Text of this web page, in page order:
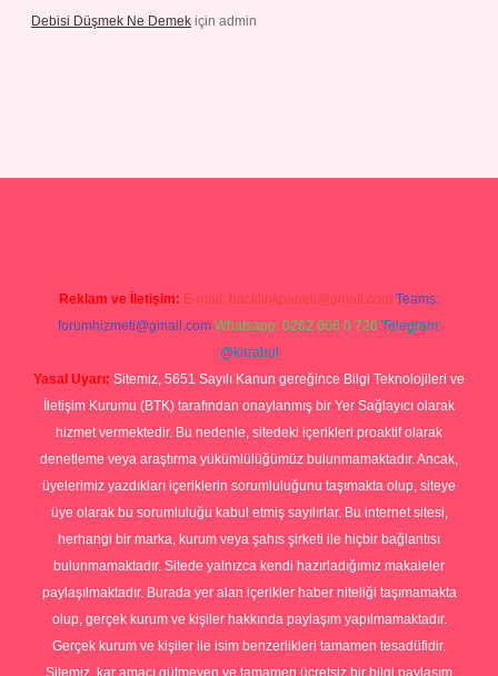
Debisi Düşmek Ne Demek için admin
Reklam ve İletişim: E-mail: backlinkpaneli@gmail.com Teams:
forumhizmeti@gmail.com Whatsapp: 0262 606 0 726 Telegram:
@karabul
Yasal Uyarı: Sitemiz, 5651 Sayılı Kanun gereğince Bilgi Teknolojileri ve
İletişim Kurumu (BTK) tarafından onaylanmış bir Yer Sağlayıcı olarak
hizmet vermektedir. Bu nedenle, sitedeki içerikleri proaktif olarak
denetleme veya araştırma yükümlülüğümüz bulunmamaktadır. Ancak,
üyelerimiz yazdıkları içeriklerin sorumluluğunu taşımakta olup, siteye
üye olarak bu sorumluluğu kabul etmiş sayılırlar. Bu internet sitesi,
herhangi bir marka, kurum veya şahıs şirketi ile hiçbir bağlantısı
bulunmamaktadır. Sitede yalnızca kendi hazırladığımız makaleler
paylaşılmaktadır. Burada yer alan içerikler haber niteliği taşımamakta
olup, gerçek kurum ve kişiler hakkında paylaşım yapılmamaktadır.
Gerçek kurum ve kişiler ile isim benzerlikleri tamamen tesadüfidir.
Sitemiz, kar amacı gütmeyen ve tamamen ücretsiz bir bilgi paylaşım